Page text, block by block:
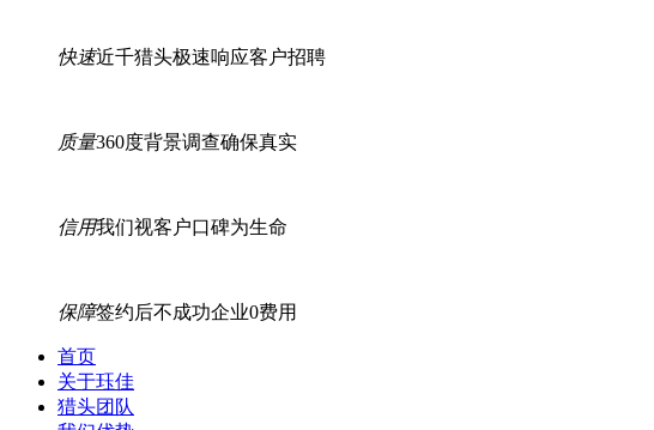
快速近千猎头极速响应客户招聘
质量360度背景调查确保真实
信用我们视客户口碑为生命
保障签约后不成功企业0费用
首页
关于珏佳
猎头团队